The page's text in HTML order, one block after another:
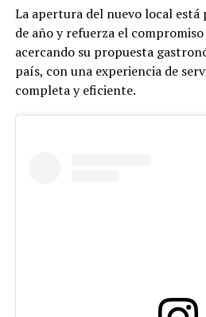
La apertura del nuevo local
de año y refuerza el compromiso
acercando su propuesta
país, con una experiencia de
completa y eficiente.